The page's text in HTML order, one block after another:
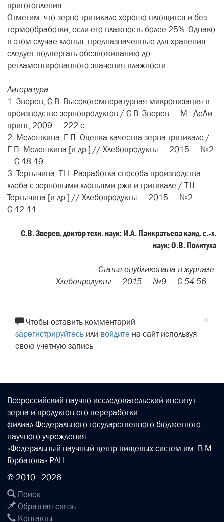
приготовления.
Отметим, что зерно тритикале хорошо плющится и без
термообработки, если его влажность более 25%. Однако
в этом случае хлопья, предназначенные для хранения,
следует подвергать обезвоживанию до
регламентированного значения влажности.
Литература
1. Зверев, С.В. Высокотемпературная микронизация в
производстве зернопродуктов / С.В. Зверев. – М.: ДеЛи
принт, 2009. – 222 с.
2. Мелешкина, Е.П. Оценка качества зерна тритикале /
Е.П. Мелешкина [и др.] // Хлебопродукты. – 2015. – №2.
– С.48-49.
3. Тертычина, Т.Н. Разработка способа производства
хлеба с зерновыми хлопьями ржи и тритикале / Т.Н.
Тертычина [и др.] // Хлебопродукты. – 2015. – №2. –
С.42-44.
С.В. Зверев, доктор техн. наук; И.А. Панкратьева канд. с.-х.
наук; О.В. Политуха
Статья опубликована в журнале:
Хлебопродукты. – 2015. – №9. – С.54-56.
×
Чтобы оставить комментарий
зарегистрируйтесь или войдите на сайт используя
свою учетную запись
Всероссийский научно-исследовательский институт
зерна и продуктов его переработки
филиал Федерального государственного бюджетного
научного учреждения
«Федеральный научный центр пищевых систем им. В.М.
Горбатова» РАН
© 2010 - 2026
Поиск
Обратная связь
Контакты